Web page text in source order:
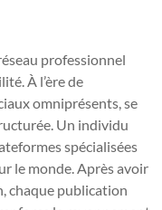
professionnel
À l’ère de
omniprésents, se
Un individu
spécialisées
le monde. Après avoir
chaque publication